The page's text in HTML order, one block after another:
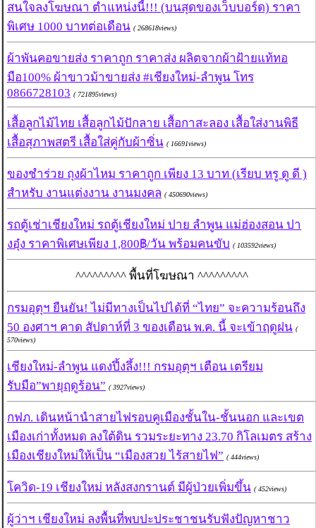
สนใจลงโฆษณา ตำแหน่งนี้!!! (บนสุดของเว็บบอร์ด) ราคา
พิเศษ 1000 บาทต่อเดือน ( 268618views)
ผ้าพันคอขายส่ง ราคาถูก ราคาส่ง ผลิตจากผ้าฝ้ายแท้ทอ
มือ100% ผ้าขาวม้าขายส่ง #เชียงใหม่-ลำพูน โทร
0866728103 ( 721895views)
เสื้อลูกไม้ไทย เสื้อลูกไม้ปักลาย เสื้อกาสะลอง เสื้อใส่งานพิธี
เสื้อสุภาพสตรี เสื้อใส่คู่กับผ้าซิ่น ( 16691views)
ของชำร่วย ถุงผ้าไหม ราคาถูก เพียง 13 บาท (เรียบ หรู ดู ดี )
สำหรับ งานแต่งงาน งานมงคล ( 450690views)
รถตู้เช่าเชียงใหม่ รถตู้เชียงใหม่ ปาย ลำพูน แม่ฮ่องสอน ปา
งอุ๋ง ราคาพิเศษเพียง 1,800฿/วัน พร้อมคนขับ ( 103592views)
^^^^^^^^^ พื้นที่โฆษณา ^^^^^^^^^
กรมอุตุฯ ยืนยัน! ไม่มีทางเป็นไปได้ที่ “ไทย” จะความร้อนถึง
50 องศาฯ คาด สัปดาห์ที่ 3 ของเดือน พ.ค. นี้ จะเข้าฤดูฝน (
570views)
เชียงใหม่-ลำพูน แดงปึ้งลึ้ง!!! กรมอุตุฯ เตือน เตรียม
รับมือ”พายุฤดูร้อน” ( 3927views)
กฟภ. เดินหน้านำสายไฟรอบคูเมืองชั้นใน-ชั้นนอก และเขต
เมืองเก่าทั้งหมด ลงใต้ดิน รวมระยะทาง 23.70 กิโลเมตร สร้าง
เมืองเชียงใหม่ให้เป็น “เมืองสวย ไร้สายไฟ” ( 444views)
โควิด-19 เชียงใหม่ หลังสงกรานต์ มีผู้ป่วยเพิ่มขึ้น ( 452views)
ผู้ว่าฯ เชียงใหม่ ลงพื้นที่พบปะประชาชนรับฟังปัญหาชาว